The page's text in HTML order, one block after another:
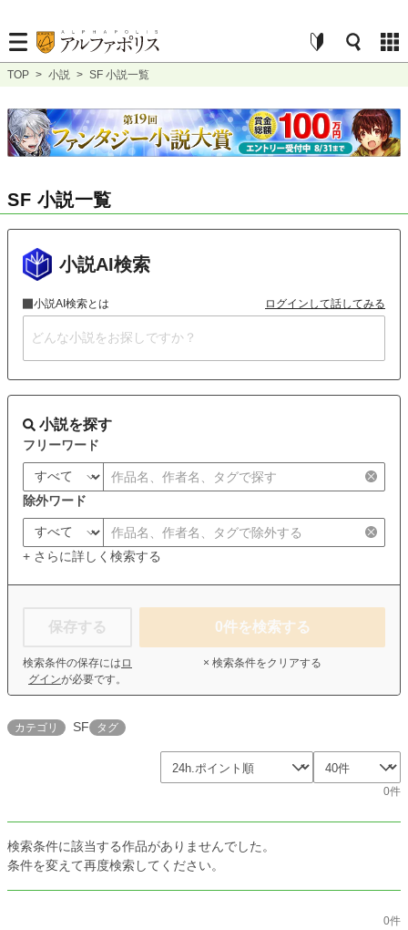
TOP > 小説 > SF 小説一覧
SF 小説一覧
小説AI検索
小説AI検索とは ログインして話してみる
小説を探す
フリーワード
除外ワード
+ さらに詳しく検索する
保存する
検索条件の保存には ロ
グインが必要です。
0件を検索する
× 検索条件をクリアする
カテゴリ SF タグ
0件
検索条件に該当する作品がありませんでした。
条件を変えて再度検索してください。
0件